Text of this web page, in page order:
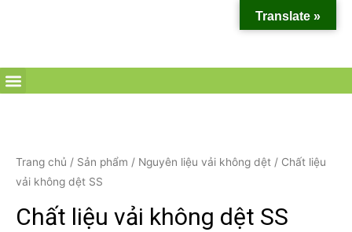
Trang chủ / Sản phẩm / Nguyên liệu vải không dệt / Chất liệu
vải không dệt SS
Chất liệu vải không dệt SS
Translate »